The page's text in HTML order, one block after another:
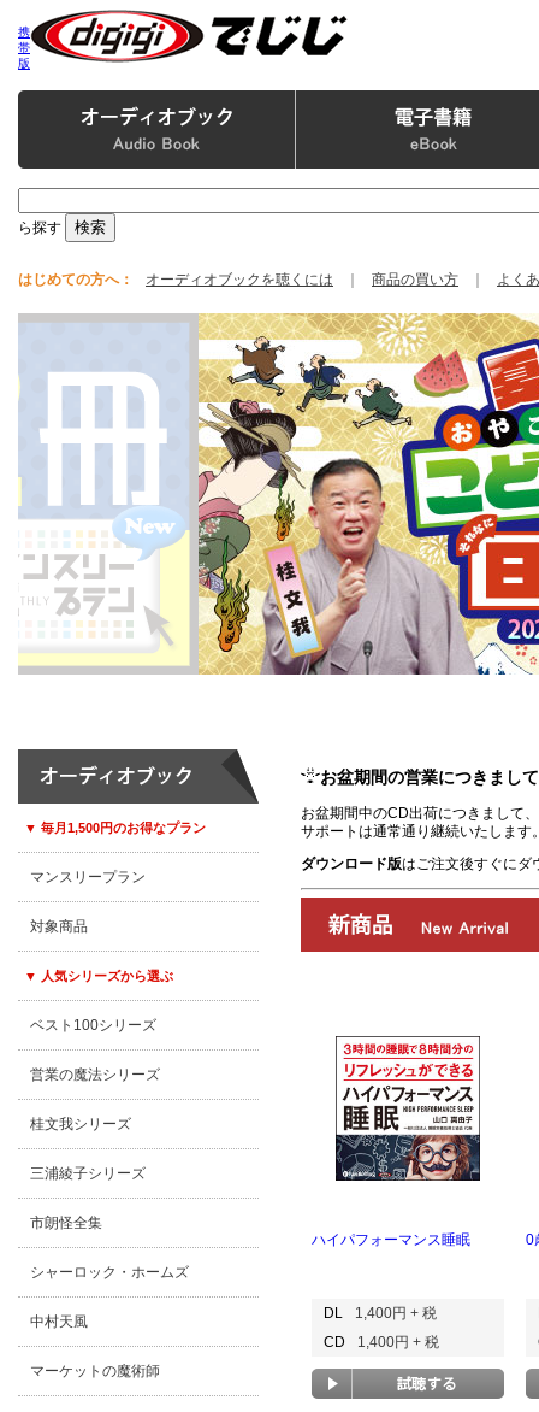
携
帯
版
ら探す
はじめての方へ： オーディオブックを聴くには 商品の買い方 よく
▼ 毎月1,500円のお得なプラン
マンスリープラン
対象商品
▼ 人気シリーズから選ぶ
ベスト100シリーズ
営業の魔法シリーズ
桂文我シリーズ
三浦綾子シリーズ
市朗怪全集
シャーロック・ホームズ
中村天風
マーケットの魔術師
お盆期間の営業につきまして
お盆期間中のCD出荷につきまして
サポートは通常通り継続いたします
ダウンロード版はご注文後すぐにダ
00:00/00:00
ハイパフォーマンス睡眠
DL
1,400円 + 税
CD
1,400円 + 税
0